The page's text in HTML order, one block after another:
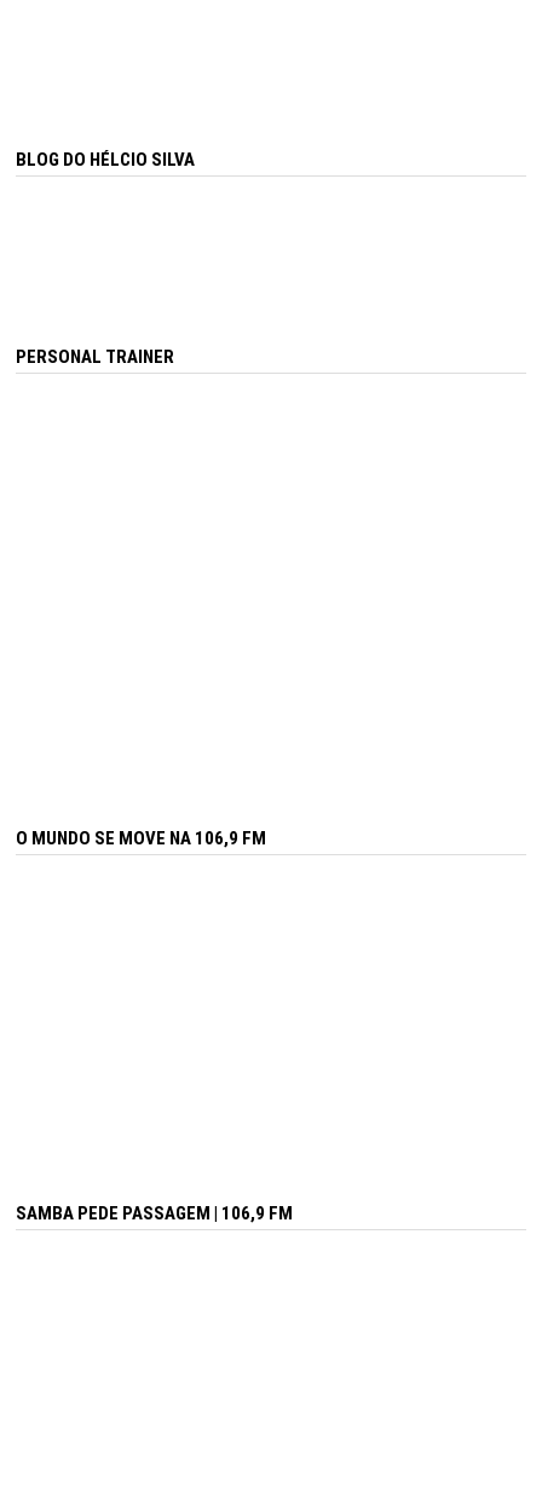
BLOG DO HÉLCIO SILVA
PERSONAL TRAINER
O MUNDO SE MOVE NA 106,9 FM
SAMBA PEDE PASSAGEM | 106,9 FM